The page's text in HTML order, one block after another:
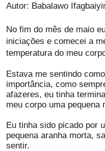
Autor: Babalawo
No fim do mês de maio
iniciações e comecei a
temperatura do meu
Estava me sentindo
importância, como
afazeres, eu tinha
meu corpo uma
Eu tinha sido picado por
pequena aranha morta,
sentir.